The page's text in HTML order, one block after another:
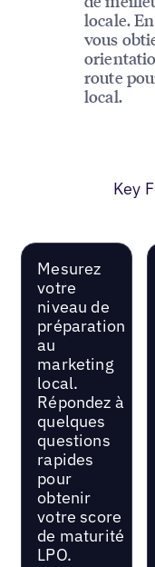
locale.
vous
route
local.
Key
Mesurez
votre
niveau de
préparation
au
marketing
local.
Répondez à
quelques
questions
rapides
pour
obtenir
votre score
de maturité
LPO.